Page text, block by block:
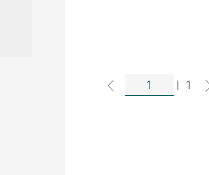
| 1